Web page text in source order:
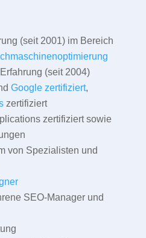
(seit 2001) im Bereich
(seit 2004)
Google zertifiziert,
zertifiziert
zertifiziert sowie
von Spezialisten und
SEO-Manager und